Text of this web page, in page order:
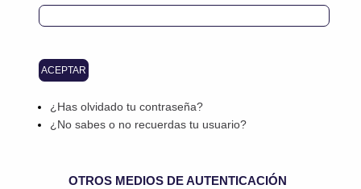
¿Has olvidado tu contraseña?
¿No sabes o no recuerdas tu usuario?
OTROS MEDIOS DE AUTENTICACIÓN